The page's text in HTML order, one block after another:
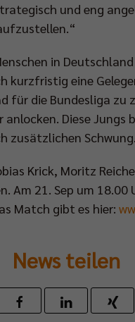
und eng
in
kurzfristig eine
für die Bundesliga zu
Diese Jungs
zusätzlichen
Krick, Moritz
Am 21. Sep um
Match gibt es hier:
News teilen